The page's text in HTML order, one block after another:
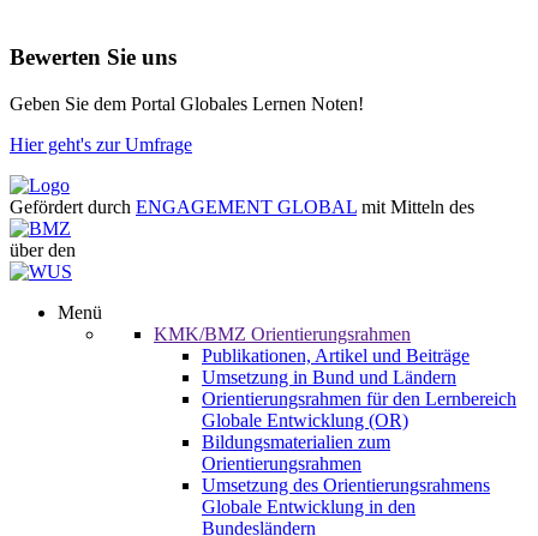
Bewerten Sie uns
Geben Sie dem Portal Globales Lernen Noten!
Hier geht's zur Umfrage
Gefördert durch ENGAGEMENT GLOBAL mit Mitteln des
über den
Menü
KMK/BMZ Orientierungsrahmen
Publikationen, Artikel und Beiträge
Umsetzung in Bund und Ländern
Orientierungsrahmen für den Lernbereich
Globale Entwicklung (OR)
Bildungsmaterialien zum
Orientierungsrahmen
Umsetzung des Orientierungsrahmens
Globale Entwicklung in den
Bundesländern